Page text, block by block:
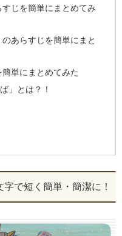
すじを簡単にまとめてみ
あらすじを簡単にまと
簡単にまとめてみた
」とは？！
で短く簡単・簡潔に！